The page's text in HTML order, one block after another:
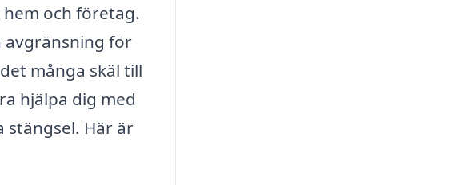
och företag.
avgränsning för
många skäl till
hjälpa dig med
stängsel. Här är